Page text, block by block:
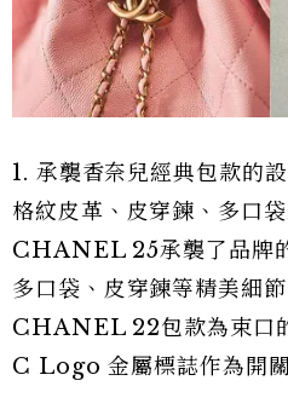
1. 承襲香奈兒經典包款的
格紋皮革、皮穿鍊、多口
CHANEL 25承襲了品牌
多口袋、皮穿鍊等精美細
CHANEL 22包款為束口
C Logo 金屬標誌作為開關